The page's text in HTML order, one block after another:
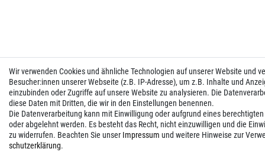
Wir verwenden Cookies und ähnliche Technologien auf unserer Website und
Besucher:innen unserer Webseite (z.B. IP-Adresse), um z.B. Inhalte und
einzubinden oder Zugriffe auf unsere Website zu analysieren. Die
diese Daten mit Dritten, die wir in den Einstellungen benennen.
Die Datenverarbeitung kann mit Einwilligung oder aufgrund eines
oder abgelehnt werden. Es besteht das Recht, nicht einzuwilligen und die
zu widerrufen. Beachten Sie unser Impressum und weitere Hinweise zur
schutz­erklärung.